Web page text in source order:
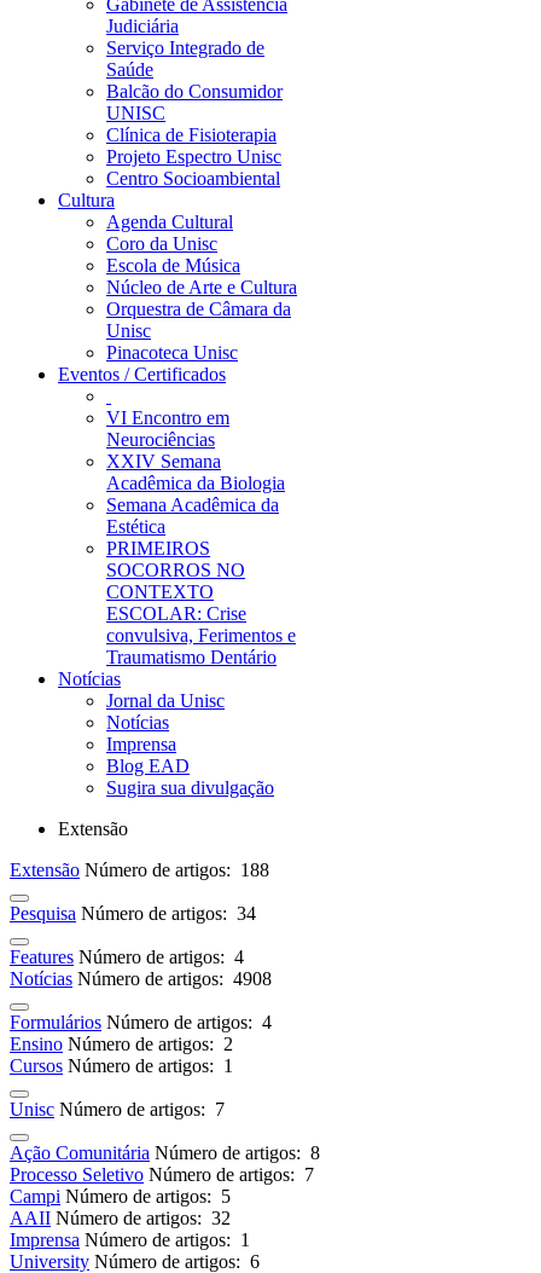
Gabinete de Assistência
Judiciária
Serviço Integrado de
Saúde
Balcão do Consumidor
UNISC
Clínica de Fisioterapia
Projeto Espectro Unisc
Centro Socioambiental
Cultura
Agenda Cultural
Coro da Unisc
Escola de Música
Núcleo de Arte e Cultura
Orquestra de Câmara da
Unisc
Pinacoteca Unisc
Eventos / Certificados
VI Encontro em
Neurociências
XXIV Semana
Acadêmica da Biologia
Semana Acadêmica da
Estética
PRIMEIROS
SOCORROS NO
CONTEXTO
ESCOLAR: Crise
convulsiva, Ferimentos e
Traumatismo Dentário
Notícias
Jornal da Unisc
Notícias
Imprensa
Blog EAD
Sugira sua divulgação
Extensão
Extensão Número de artigos: 188
Pesquisa Número de artigos: 34
Features Número de artigos: 4
Notícias Número de artigos: 4908
Formulários Número de artigos: 4
Ensino Número de artigos: 2
Cursos Número de artigos: 1
Unisc Número de artigos: 7
Ação Comunitária Número de artigos: 8
Processo Seletivo Número de artigos: 7
Campi Número de artigos: 5
AAII Número de artigos: 32
Imprensa Número de artigos: 1
University Número de artigos: 6